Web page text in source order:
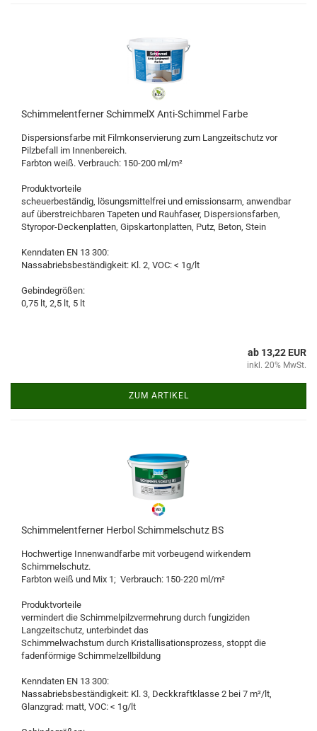
Schimmelentferner SchimmelX Anti-Schimmel Farbe
Dispersionsfarbe mit Filmkonservierung zum Langzeitschutz vor
Pilzbefall im Innenbereich.
Farbton weiß. Verbrauch: 150-200 ml/m²
Produktvorteile
scheuerbeständig, lösungsmittelfrei und emissionsarm, anwendbar
auf überstreichbaren Tapeten und Rauhfaser, Dispersionsfarben,
Styropor-Deckenplatten, Gipskartonplatten, Putz, Beton, Stein
Kenndaten EN 13 300:
Nassabriebsbeständigkeit: Kl. 2, VOC: < 1g/lt
Gebindegrößen:
0,75 lt, 2,5 lt, 5 lt
ab 13,22 EUR
inkl. 20% MwSt.
ZUM ARTIKEL
Schimmelentferner Herbol Schimmelschutz BS
Hochwertige Innenwandfarbe mit vorbeugend wirkendem
Schimmelschutz.
Farbton weiß und Mix 1; Verbrauch: 150-220 ml/m²
Produktvorteile
vermindert die Schimmelpilzvermehrung durch fungiziden
Langzeitschutz, unterbindet das
Schimmelwachstum durch Kristallisationsprozess, stoppt die
fadenförmige Schimmelzellbildung
Kenndaten EN 13 300:
Nassabriebsbeständigkeit: Kl. 3, Deckkraftklasse 2 bei 7 m²/lt,
Glanzgrad: matt, VOC: < 1g/lt